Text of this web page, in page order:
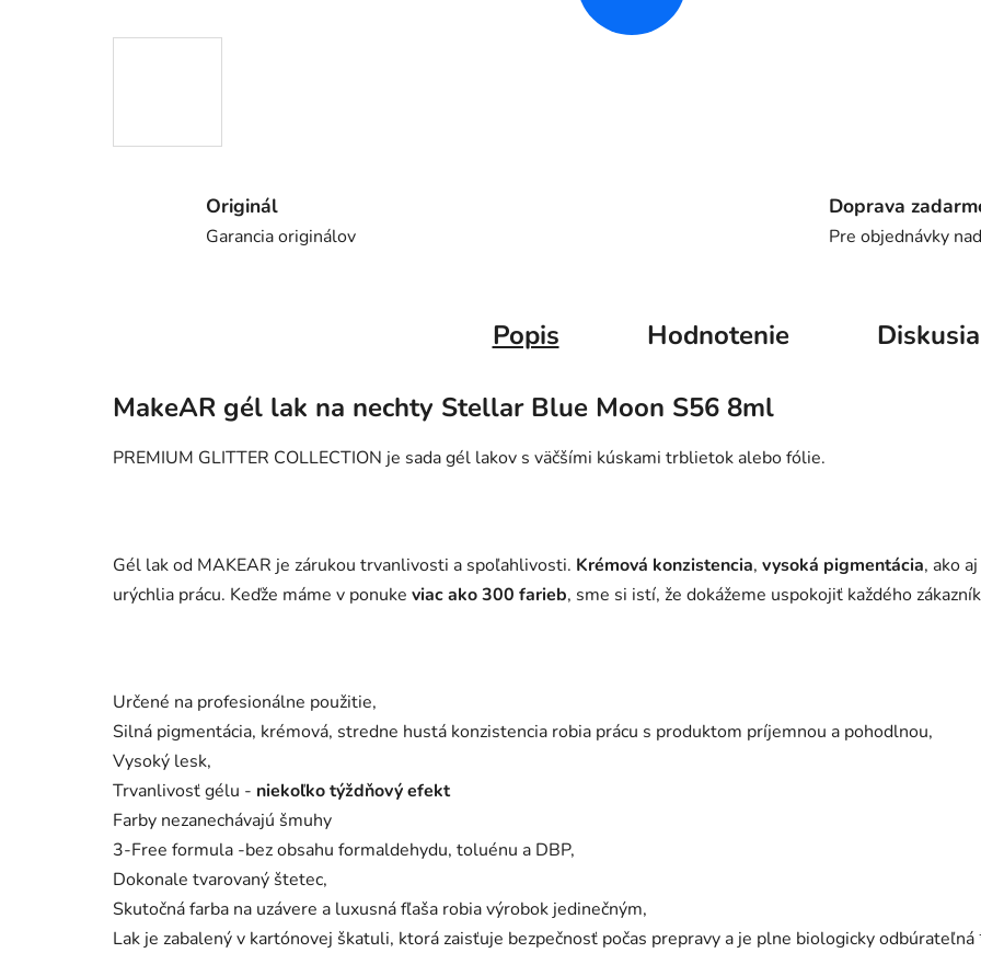
Originál
Garancia originálov
Doprava
Pre objednávky
Popis Hodnotenie Diskusia
MakeAR gél lak na nechty Stellar Blue Moon S56 8ml
PREMIUM GLITTER COLLECTION je sada gél lakov s väčšími kúskami trblietok alebo fólie.
Gél lak od MAKEAR je zárukou trvanlivosti a spoľahlivosti. Krémová konzistencia, vysoká pigmentácia, ako aj
urýchlia prácu. Keďže máme v ponuke viac ako 300 farieb, sme si istí, že dokážeme uspokojiť každého
Určené na profesionálne použitie,
Silná pigmentácia, krémová, stredne hustá konzistencia robia prácu s produktom príjemnou a pohodlnou,
Vysoký lesk,
Trvanlivosť gélu - niekoľko týždňový efekt
Farby nezanechávajú šmuhy
3-Free formula -bez obsahu formaldehydu, toluénu a DBP,
Dokonale tvarovaný štetec,
Skutočná farba na uzávere a luxusná fľaša robia výrobok jedinečným,
Lak je zabalený v kartónovej škatuli, ktorá zaisťuje bezpečnosť počas prepravy a je plne biologicky odbúrateľná